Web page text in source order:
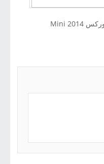
صور سيارة مينى بيسمان جون كوبر وركس 2014 Mini